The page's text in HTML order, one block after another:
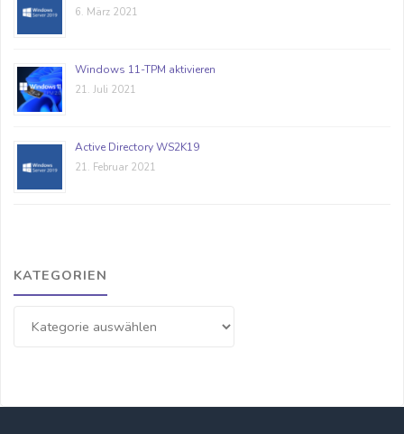
6. März 2021
Windows 11-TPM aktivieren
21. Juli 2021
Active Directory WS2K19
21. Februar 2021
KATEGORIEN